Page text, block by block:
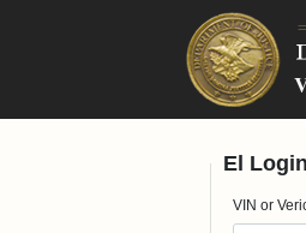
El
VIN or